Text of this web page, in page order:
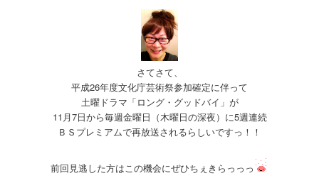
さてさて、
平成26年度文化庁芸術祭参加確定に伴って
土曜ドラマ「ロング・グッドバイ」が
11月7日から毎週金曜日（木曜日の深夜）に5週連続
ＢＳプレミアムで再放送されるらしいですっ！！
前回見逃した方はこの機会にぜひちぇきらっっっ